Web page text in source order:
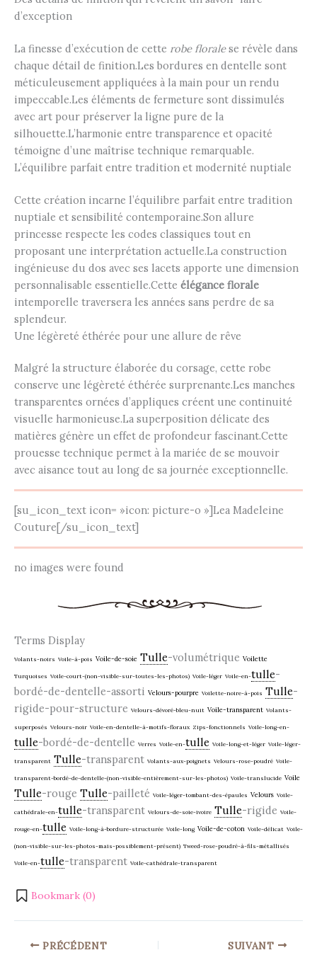
d’exception
La finesse d’exécution de cette robe floralese révèle dans
chaque détail de finition.Les bordures en dentelle sont
méticuleusement appliquées à la main pour un rendu
impeccable.Les éléments de fermeture sont dissimulés
avec art pour préserver la ligne pure de la
silhouette.L’harmonie entre transparence et opacité
témoigne d’une maîtrise technique remarquable.
L’équilibre parfait entre tradition et modernité nuptiale
Cette création incarne l’équilibre parfait entre tradition
nuptiale et sensibilité contemporaine.Son allure
princesse respecte les codes classiques tout en
proposant une interprétation actuelle.La construction
ingénieuse du dos avec ses lacets apporte une dimension
personnalisable essentielle.Cette élégance florale
intemporelle traversera les années sans perdre de sa
splendeur.
Une légèreté éthérée pour une allure de rêve
Malgré la structure élaborée du corsage, cette robe
conserve une légèreté éthérée surprenante.Les manches
transparentes ornées d’appliques créent une continuité
visuelle harmonieuse.La superposition délicate des
matières génère un effet de profondeur fascinant.Cette
prouesse technique permet à la mariée de se mouvoir
avec aisance tout au long de sa journée exceptionnelle.
[su_icon_text icon= »icon: picture-o »]Lea Madeleine
Couture[/su_icon_text]
no images were found
Terms Display
Volants-noirs Voile-à-pois Voile-de-soie Tulle-volumétrique Voilette
Turquoises Voile-court-(non-visible-sur-toutes-les-photos) Voile-léger Voile-en-tulle-
bordé-de-dentelle-assorti Velours-pourpre Voilette-noire-à-pois Tulle-
rigide-pour-structure Velours-dévoré-bleu-nuit Voile-transparent Volants-
superposés Velours-noir Voile-en-dentelle-à-motifs-floraux Zips-fonctionnels Voile-long-en-
tulle-bordé-de-dentelle Verres Voile-en-tulle Voile-long-et-léger Voile-léger-
transparent Tulle-transparent Volants-aux-poignets Velours-rose-poudré Voile-
transparent-bordé-de-dentelle-(non-visible-entièrement-sur-les-photos) Voile-translucide Voile
Tulle-rouge Tulle-pailleté Voile-léger-tombant-des-épaules Velours Voile-
cathédrale-en-tulle-transparent Velours-de-soie-ivoire Tulle-rigide Voile-
rouge-en-tulle Voile-long-à-bordure-structurée Voile-long Voile-de-coton Voile-délicat Voile-
(non-visible-sur-les-photos-mais-possiblement-présent) Tweed-rose-poudré-à-fils-métallisés
Voile-en-tulle-transparent Voile-cathédrale-transparent
Bookmark (0)
PRÉCÉDENT SUIVANT